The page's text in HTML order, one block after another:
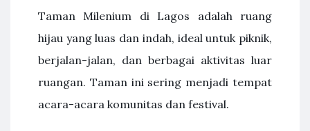
Taman Milenium di Lagos adalah ruang
hijau yang luas dan indah, ideal untuk piknik,
berjalan-jalan, dan berbagai aktivitas luar
ruangan. Taman ini sering menjadi tempat
acara-acara komunitas dan festival.